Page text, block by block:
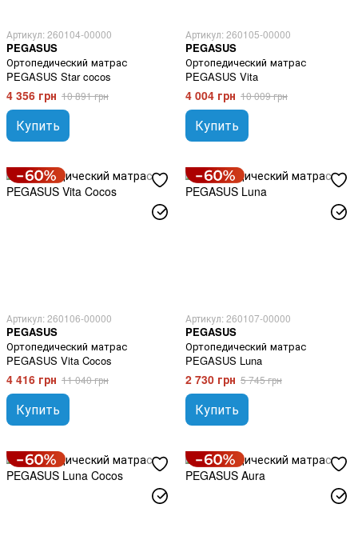
Артикул: 260104-00000
PEGASUS
Ортопедический матрас
PEGASUS Star cocos
4 356 грн 10 891 грн
Купить
Артикул: 260105-00000
PEGASUS
Ортопедический матрас
PEGASUS Vita
4 004 грн 10 009 грн
Купить
Артикул: 260106-00000
PEGASUS
Ортопедический матрас
PEGASUS Vita Cocos
4 416 грн 11 040 грн
Купить
Артикул: 260107-00000
PEGASUS
Ортопедический матрас
PEGASUS Luna
2 730 грн 5 745 грн
Купить